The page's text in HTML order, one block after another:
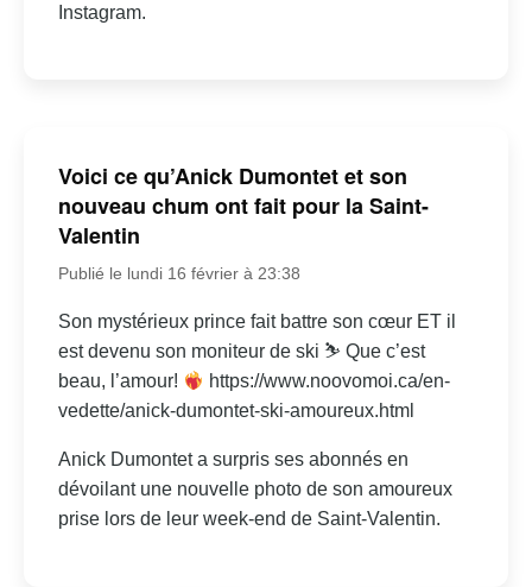
Instagram.
Voici ce qu’Anick Dumontet et son
nouveau chum ont fait pour la Saint-
Valentin
Publié le lundi 16 février à 23:38
Son mystérieux prince fait battre son cœur ET il
est devenu son moniteur de ski ⛷ Que c’est
beau, l’amour!
https://www.noovomoi.ca/en-
vedette/anick-dumontet-ski-amoureux.html
Anick Dumontet a surpris ses abonnés en
dévoilant une nouvelle photo de son amoureux
prise lors de leur week-end de Saint-Valentin.